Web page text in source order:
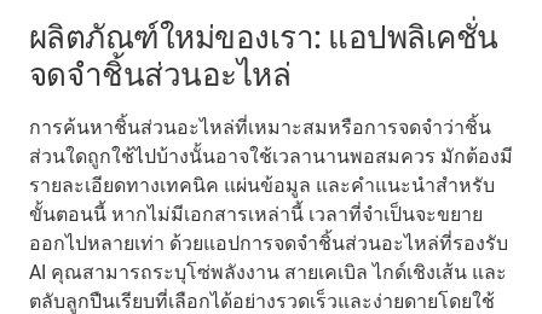
ผลิตภัณฑ์ใหม่ของเรา: แอปพลิเคชั่น
จดจำชิ้นส่วนอะไหล่
การค้นหาชิ้นส่วนอะไหล่ที่เหมาะสมหรือการจดจำว่าชิ้น
ส่วนใดถูกใช้ไปบ้างนั้นอาจใช้เวลานานพอสมควร มักต้องมี
รายละเอียดทางเทคนิค แผ่นข้อมูล และคำแนะนำสำหรับ
ขั้นตอนนี้ หากไม่มีเอกสารเหล่านี้ เวลาที่จำเป็นจะขยาย
ออกไปหลายเท่า ด้วยแอปการจดจำชิ้นส่วนอะไหล่ที่รองรับ
AI คุณสามารถระบุโซ่พลังงาน สายเคเบิล ไกด์เชิงเส้น และ
ตลับลูกปืนเรียบที่เลือกได้อย่างรวดเร็วและง่ายดายโดยใช้